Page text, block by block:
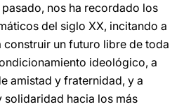
nos ha recordado los
del siglo XX, incitando a
un futuro libre de toda
ideológico, a
amistad y fraternidad, y a
hacia los más